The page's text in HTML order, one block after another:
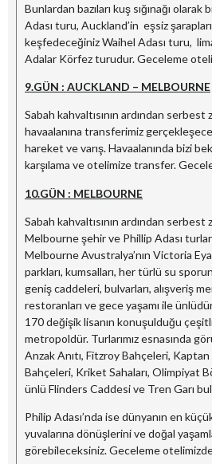
Bunlardan bazıları kuş sığınağı
Adası turu, Auckland’in eşsiz
keşfedeceğiniz Waihel Adası turu,
Adalar Körfez turudur. Geceleme
9.GÜN : AUCKLAND – MELBOURNE
Sabah kahvaltısının ardından
havaalanına transferimiz
hareket ve varış. Havaalanında bizi
karşılama ve otelimize transfer.
10.GÜN : MELBOURNE
Sabah kahvaltısının ardından
Melbourne şehir ve Phillip Adası
Melbourne Avustralya’nın Victoria
parkları, kumsalları, her türlü su
geniş caddeleri, bulvarları, alışveriş
restoranları ve gece yaşamı ile
170 değişik lisanın konuşulduğu çeşitli
metropoldür. Turlarımız esnasında
Anzak Anıtı, Fitzroy Bahçeleri,
Bahçeleri, Kriket Sahaları, Olimpiyat
ünlü Flinders Caddesi ve Tren Garı
Philip Adası’nda ise dünyanın en
yuvalarına dönüşlerini ve doğal
görebileceksiniz. Geceleme